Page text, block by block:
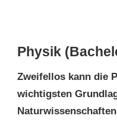
Physik
Zweifellos kann die
wichtigsten